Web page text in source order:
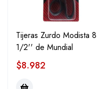
Tijeras Zurdo Modista 8
1/2'' de Mundial
$8.982